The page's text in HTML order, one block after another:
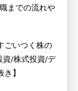
までの流れや
ごいつく株の
資/株式投資/デ
】